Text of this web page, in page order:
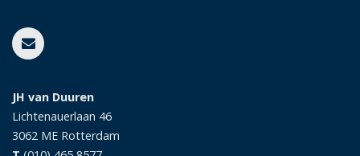
JH van Duuren
Lichtenauerlaan 46
3062 ME Rotterdam